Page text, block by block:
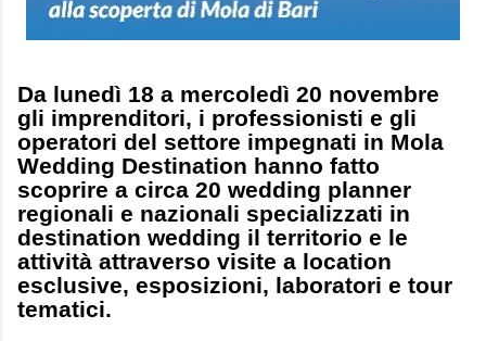
Da lunedì 18 a mercoledì 20 novembre
gli imprenditori, i professionisti e gli
operatori del settore impegnati in Mola
Wedding Destination hanno fatto
scoprire a circa 20 wedding planner
regionali e nazionali specializzati in
destination wedding il territorio e le
attività attraverso visite a location
esclusive, esposizioni, laboratori e tour
tematici.